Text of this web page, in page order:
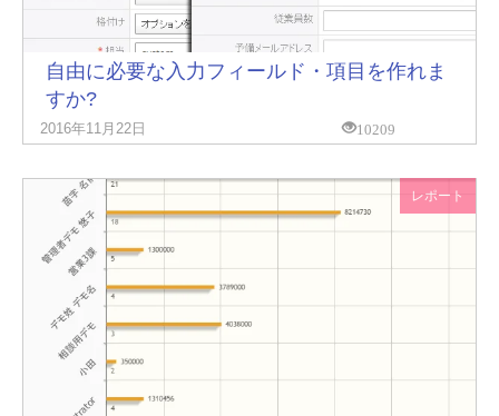
自由に必要な入力フィールド・項目を作れま
すか?
2016年11月22日 10209
レポート